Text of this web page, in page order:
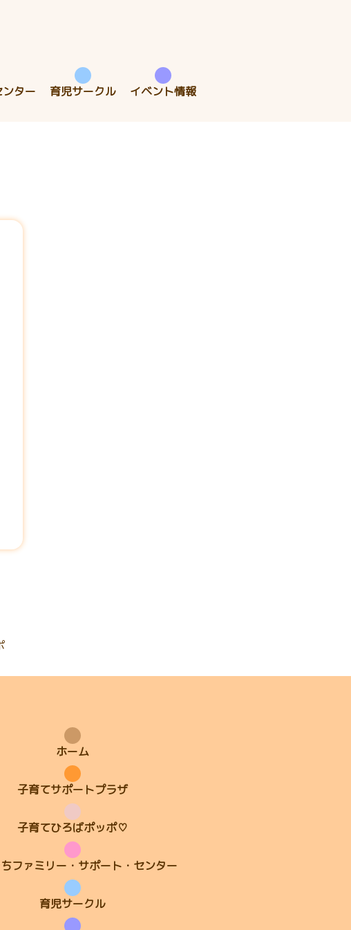
ター 育児サークル イベント情報
ホーム
子育てサポートプラザ
子育てひろばポッポ♡
ファミリー・サポート・センター
育児サークル